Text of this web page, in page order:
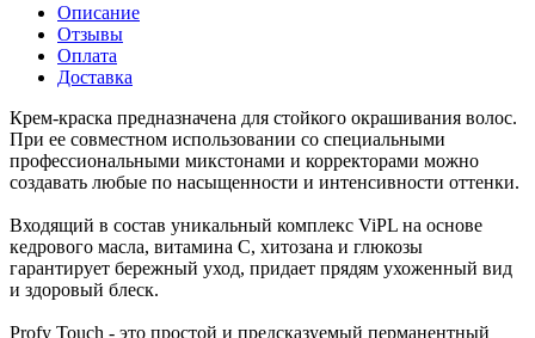
Описание
Отзывы
Оплата
Доставка
Крем-краска предназначена для стойкого окрашивания волос.
При ее совместном использовании со специальными
профессиональными микстонами и корректорами можно
создавать любые по насыщенности и интенсивности оттенки.
Входящий в состав уникальный комплекс ViPL на основе
кедрового масла, витамина C, хитозана и глюкозы
гарантирует бережный уход, придает прядям ухоженный вид
и здоровый блеск.
Profy Touch - это простой и предсказуемый перманентный